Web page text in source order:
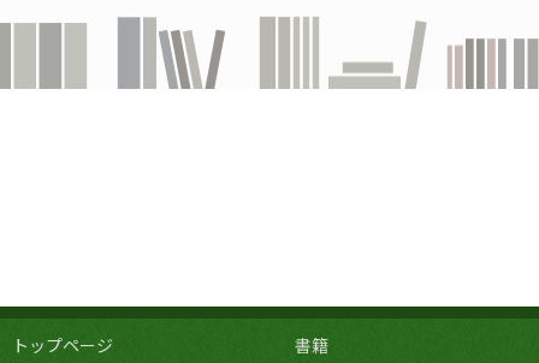
トップページ
書籍